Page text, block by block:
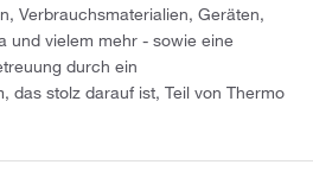
Verbrauchsmaterialien, Geräten,
und vielem mehr - sowie eine
durch ein
das stolz darauf ist, Teil von Thermo